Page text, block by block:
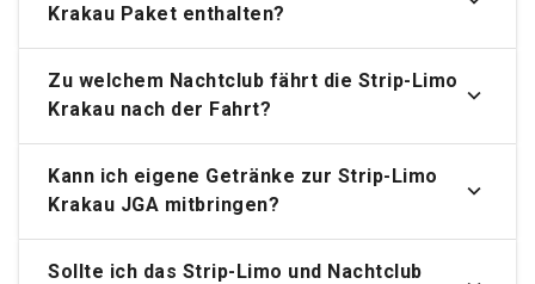
Krakau Paket enthalten?
Zu welchem Nachtclub fährt die Strip-Limo
Krakau nach der Fahrt?
Kann ich eigene Getränke zur Strip-Limo
Krakau JGA mitbringen?
Sollte ich das Strip-Limo und Nachtclub